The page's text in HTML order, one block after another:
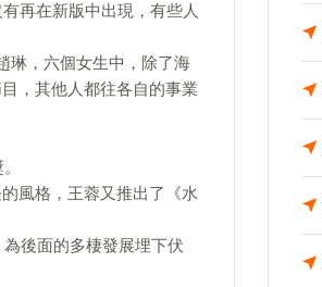
再在新版中出現，有些人
琳，六個女生中，除了海
，其他人都往各自的事業
風格，王蓉又推出了《水
後面的多棲發展埋下伏